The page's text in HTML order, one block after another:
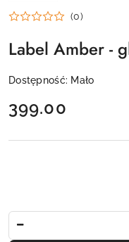
(0)
Label Amber -
Dostępność: Mało
cena:
399.00